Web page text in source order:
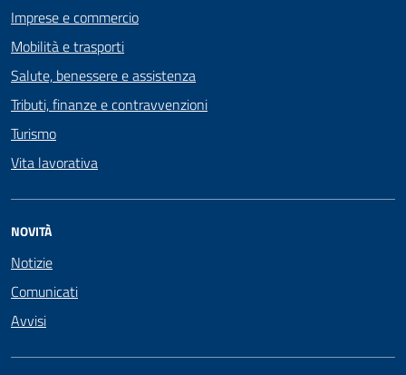
Imprese e commercio
Mobilità e trasporti
Salute, benessere e assistenza
Tributi, finanze e contravvenzioni
Turismo
Vita lavorativa
NOVITÀ
Notizie
Comunicati
Avvisi